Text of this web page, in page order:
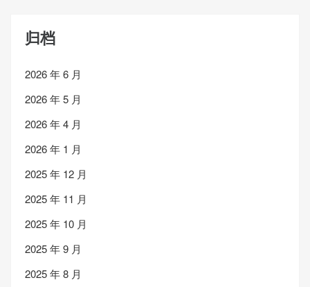
归档
2026 年 6 月
2026 年 5 月
2026 年 4 月
2026 年 1 月
2025 年 12 月
2025 年 11 月
2025 年 10 月
2025 年 9 月
2025 年 8 月